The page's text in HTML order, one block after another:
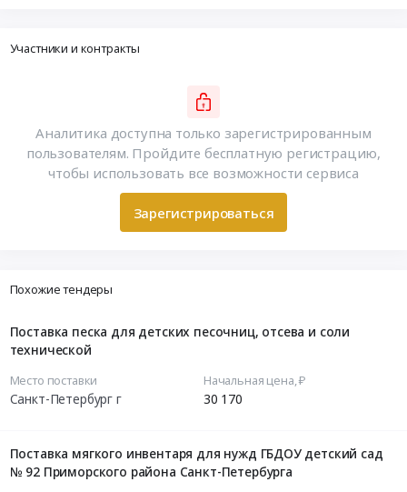
Участники и контракты
Аналитика доступна только зарегистрированным
пользователям. Пройдите бесплатную регистрацию,
чтобы использовать все возможности сервиса
Зарегистрироваться
Похожие тендеры
Поставка песка для детских песочниц, отсева и соли
технической
Место поставки
Санкт-Петербург г
Начальная цена, ₽
30 170
Поставка мягкого инвентаря для нужд ГБДОУ детский сад
№ 92 Приморского района Санкт-Петербурга